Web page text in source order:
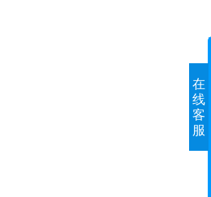
在
线
客
服